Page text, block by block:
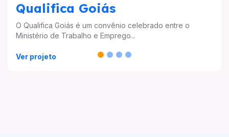
Qualifica Goiás
O Qualifica Goiás é um convênio celebrado entre o
Ministério de Trabalho e Emprego...
Ver projeto